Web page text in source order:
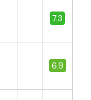
7.3
6.9